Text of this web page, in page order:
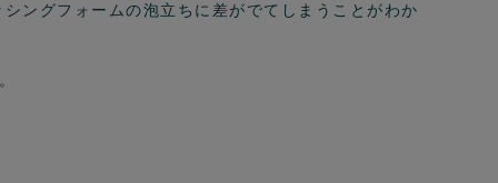
ングフォームの泡立ちに差がでてしまうことがわか